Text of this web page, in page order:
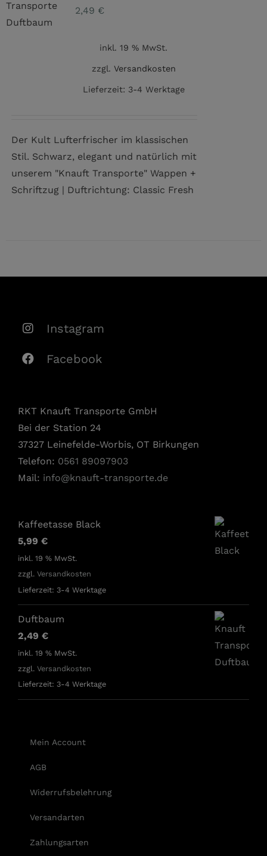
2,49 €
inkl. 19 % MwSt.
zzgl. Versandkosten
Lieferzeit: 3-4 Werktage
Der Kult Lufterfrischer im klassischen
Stil. Schwarz, elegant und natürlich mit
unserem "Knauft Transporte" Wappen +
Schriftzug | Duftrichtung: Classic Fresh
Instagram
Facebook
RKT Knauft Transporte GmbH
Bei der Station 24
37327 Leinefelde-Worbis, OT Birkungen
Telefon: 0561 89097903
Mail: info@knauft-transporte.de
Kaffeetasse Black
5,99 €
inkl. 19 % MwSt.
zzgl. Versandkosten
Lieferzeit: 3-4 Werktage
Duftbaum
2,49 €
inkl. 19 % MwSt.
zzgl. Versandkosten
Lieferzeit: 3-4 Werktage
Mein Account
AGB
Widerrufsbelehrung
Versandarten
Zahlungsarten